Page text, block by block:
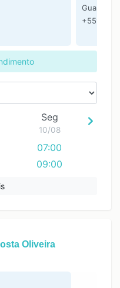
Guarulhos
Seg
10/08
07:00
09:00
Oliveira